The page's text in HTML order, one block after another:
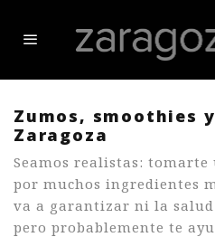
Zumos, smoothies
Zaragoza
Seamos realistas:
por muchos ingredientes
va a garantizar ni la
pero probablemente te